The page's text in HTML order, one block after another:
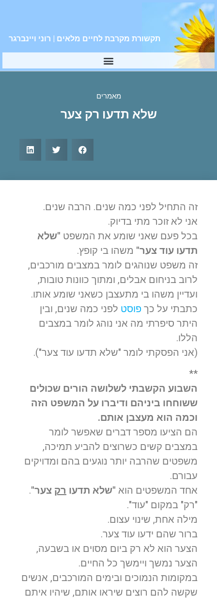
תקשורת מקרבת לחיים מלאים | רוני ויינברגר
מאמרים
שלא תדעו רק צער
זה התחיל לפני כמה שנים. הרבה שנים.
אני לא זוכר מתי בדיוק.
בכל פעם שאני שומע את המשפט "שלא
תדעו עוד צער" משהו בי קופץ.
זה משפט שנוהגים לומר במצבים מורכבים,
לרוב בניחום אבלים, ומתוך כוונות טובות,
ועדיין משהו בי מתעצבן כשאני שומע אותו.
כתבתי על כך פוסט לפני כמה שנים, ובין
היתר סיפרתי מה אני נוהג לומר במצבים
הללו.
(אני הפסקתי לומר "שלא תדעו עוד צער").
**
השבוע הקשבתי לשלושה הורים שכולים
ששוחחו ביניהם ודיברו על המשפט הזה
וכמה הוא מעצבן אותם.
הם הציעו מספר דברים שאפשר לומר
במצבים קשים כשרוצים להביע תמיכה,
משפטים שהרבה יותר נוגעים בהם ומדויקים
עבורם.
אחד המשפטים הוא "שלא תדעו רק צער".
"רק" במקום "עוד".
מילה אחת, שינוי עצום.
ברור שהם ידעו עוד צער.
הצער הוא לא רק ביום מסוים או בשבעה,
הצער נמשך ויימשך כל החיים.
במקומות הנמוכים ובימים המורכבים, אנשים
שקשה להם רוצים שיראו אותם, שיהיו איתם